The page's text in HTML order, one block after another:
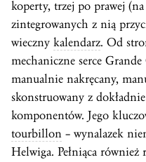
koperty, trzej po prawej
zintegrowanych z nią
wieczny kalendarz. Od
mechaniczne serce
manualnie nakręcany,
skonstruowany z
komponentów. Jego
tourbillon – wynalazek
Helwiga. Pełniąca